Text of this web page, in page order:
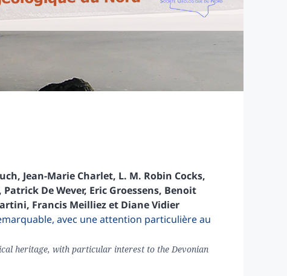
, Jean-Marie Charlet, L. M. Robin Cocks,
, Patrick De Wever, Eric Groessens, Benoit
, Francis Meilliezet DianeVidier
avec une attention particulière au
heritage, with particular interest to the Devonian